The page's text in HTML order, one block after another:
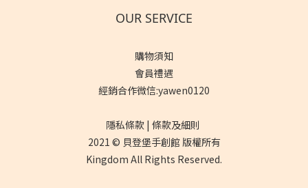
OUR SERVICE
購物須知
會員禮遇
經銷合作微信:yawen0120
隱私條款 | 條款及細則
2021 © 貝登堡手創館 版權所有
Kingdom All Rights Reserved.